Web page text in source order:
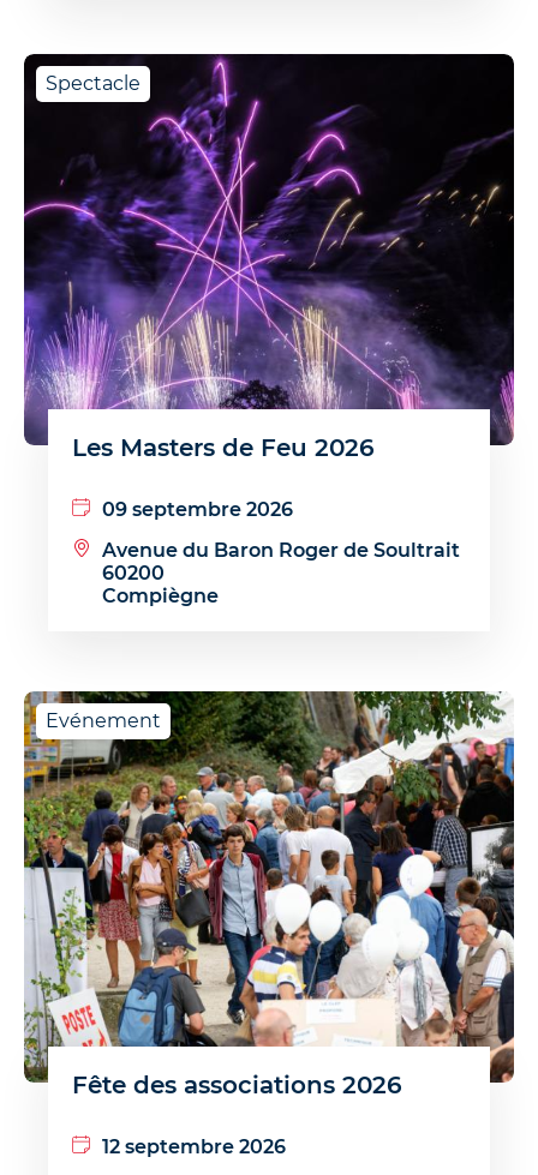
Spectacle
Les Masters de Feu 2026
09 septembre 2026
Avenue du Baron Roger de Soultrait
60200
Compiègne
Evénement
Fête des associations 2026
12 septembre 2026